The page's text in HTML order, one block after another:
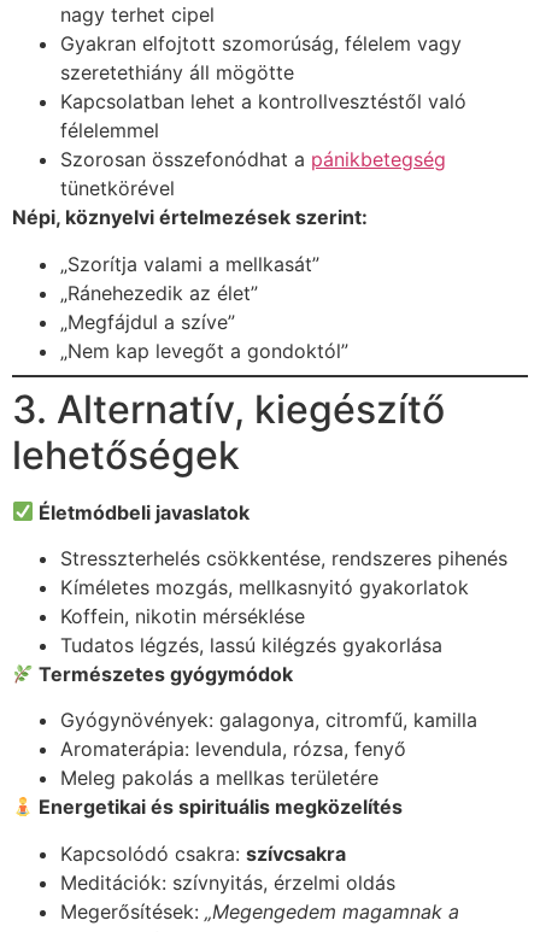
nagy terhet cipel
Gyakran elfojtott szomorúság, félelem vagy
szeretethiány áll mögötte
Kapcsolatban lehet a kontrollvesztéstől való
félelemmel
Szorosan összefonódhat a pánikbetegség
tünetkörével
Népi, köznyelvi értelmezések szerint:
„Szorítja valami a mellkasát”
„Ránehezedik az élet”
„Megfájdul a szíve”
„Nem kap levegőt a gondoktól”
3. Alternatív, kiegészítő
lehetőségek
Életmódbeli javaslatok
Stresszterhelés csökkentése, rendszeres pihenés
Kíméletes mozgás, mellkasnyitó gyakorlatok
Koffein, nikotin mérséklése
Tudatos légzés, lassú kilégzés gyakorlása
Természetes gyógymódok
Gyógynövények: galagonya, citromfű, kamilla
Aromaterápia: levendula, rózsa, fenyő
Meleg pakolás a mellkas területére
Energetikai és spirituális megközelítés
Kapcsolódó csakra: szívcsakra
Meditációk: szívnyitás, érzelmi oldás
Megerősítések: „Megengedem magamnak a